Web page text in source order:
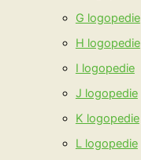
G logopedie
H logopedie
I logopedie
J logopedie
K logopedie
L logopedie